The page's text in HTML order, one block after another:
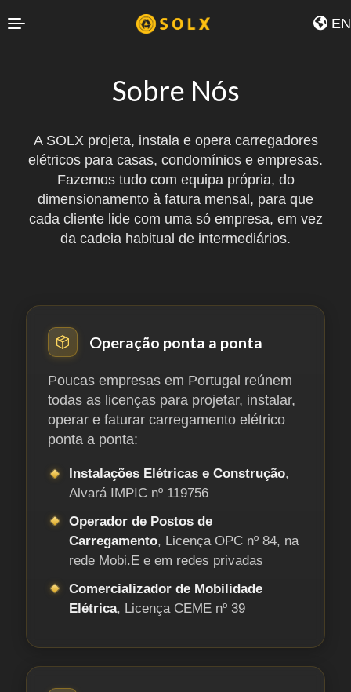
EN
Sobre Nós
A SOLX projeta, instala e opera carregadores
elétricos para casas, condomínios e empresas.
Fazemos tudo com equipa própria, do
dimensionamento à fatura mensal, para que
cada cliente lide com uma só empresa, em vez
da cadeia habitual de intermediários.
Operação ponta a ponta
Poucas empresas em Portugal reúnem
todas as licenças para projetar, instalar,
operar e faturar carregamento elétrico
ponta a ponta:
Instalações Elétricas e Construção,
Alvará IMPIC nº 119756
Operador de Postos de
Carregamento, Licença OPC nº 84, na
rede Mobi.E e em redes privadas
Comercializador de Mobilidade
Elétrica, Licença CEME nº 39